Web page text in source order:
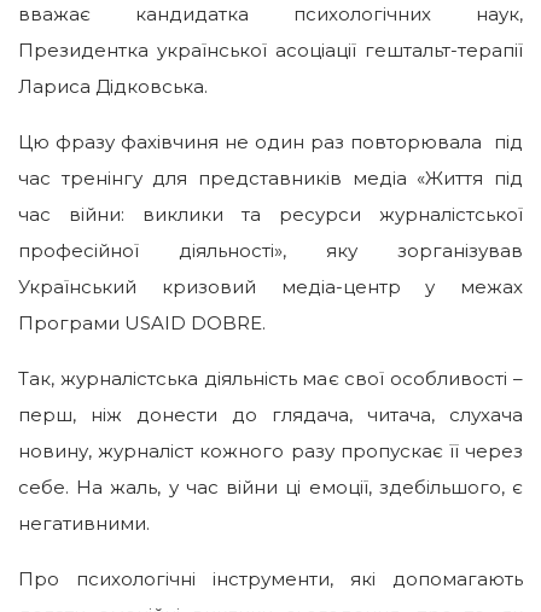
вважає кандидатка психологічних наук,
Президентка української асоціації гештальт-терапії
Лариса Дідковська.
Цю фразу фахівчиня не один раз повторювала під
час тренінгу для представників медіа «Життя під
час війни: виклики та ресурси журналістської
професійної діяльності», яку зорганізував
Український кризовий медіа-центр у межах
Програми USAID DOBRE.
Так, журналістська діяльність має свої особливості –
перш, ніж донести до глядача, читача, слухача
новину, журналіст кожного разу пропускає її через
себе. На жаль, у час війни ці емоції, здебільшого, є
негативними.
Про психологічні інструменти, які допомагають